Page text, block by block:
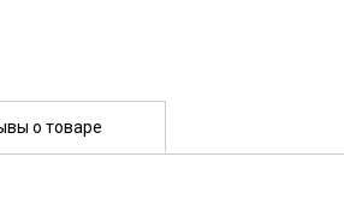
о товаре